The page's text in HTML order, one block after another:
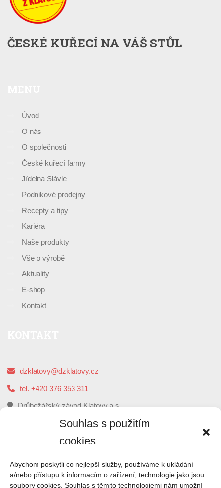
Souhlas s použitím
cookies
Abychom poskytli co nejlepší služby, používáme k ukládání
a/nebo přístupu k informacím o zařízení, technologie jako jsou
soubory cookies. Souhlas s těmito technologiemi nám umožní
ČESKÉ KUŘECÍ NA VÁŠ STŮL
Úvod
O nás
O společnosti
České kuřecí farmy
Jídelna Slávie
Podnikové prodejny
Recepty a tipy
Kariéra
Naše produkty
Vše o výrobě
Aktuality
E-shop
Kontakt
dzklatovy@dzklatovy.cz
tel. +420 376 353 311
Drůbežářský závod Klatovy a.s.
5. května 112, 339 01 Klatovy
ONÁS